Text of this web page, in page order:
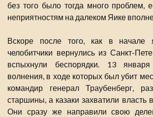
без того было тогда много проблем,
неприятностям на далеком Яике
Вскоре после того, как в начале
челобитчики вернулись из Санкт-
вспыхнули беспорядки. 13
волнения, в ходе которых был убит
командир генерал Траубенберг,
старшины, а казаки захватили власть
Они сразу же направили свою